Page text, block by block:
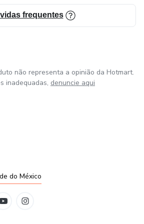
frequentes
não representa a opinião da Hotmart.
inadequadas, denuncie aqui
do México